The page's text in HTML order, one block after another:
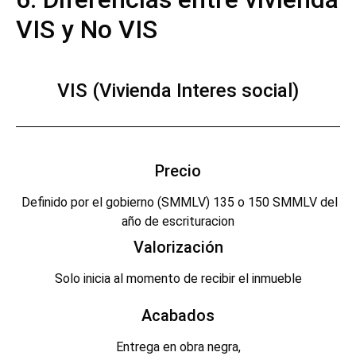
VIS y No VIS
VIS (Vivienda Interes social)
Precio
Definido por el gobierno (SMMLV) 135 o 150 SMMLV del
año de escrituracion
Valorización
Solo inicia al momento de recibir el inmueble
Acabados
Entrega en obra negra,